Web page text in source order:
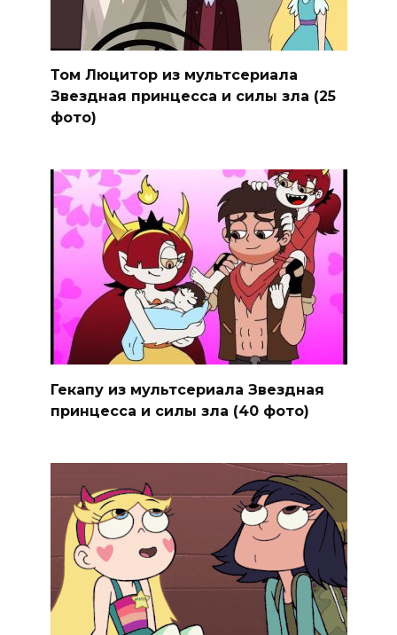
Том Люцитор из мультсериала
Звездная принцесса и силы зла (25
фото)
Гекапу из мультсериала Звездная
принцесса и силы зла (40 фото)